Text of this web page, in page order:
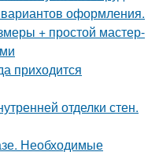
оформления.
+ простой мастер-
приходится
отделки стен.
Необходимые